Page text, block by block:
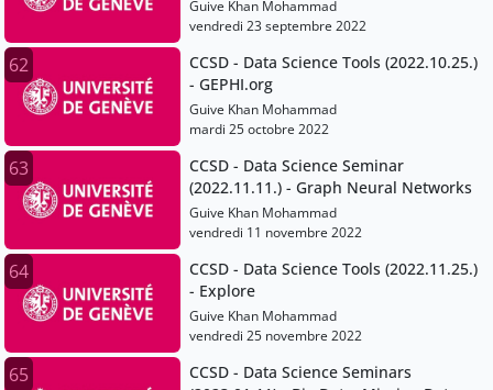
Guive Khan Mohammad
vendredi 23 septembre 2022
62
CCSD - Data Science Tools (2022.10.25.)
- GEPHI.org
Guive Khan Mohammad
mardi 25 octobre 2022
63
CCSD - Data Science Seminar
(2022.11.11.) - Graph Neural Networks
Guive Khan Mohammad
vendredi 11 novembre 2022
64
CCSD - Data Science Tools (2022.11.25.)
- Explore
Guive Khan Mohammad
vendredi 25 novembre 2022
65
CCSD - Data Science Seminars